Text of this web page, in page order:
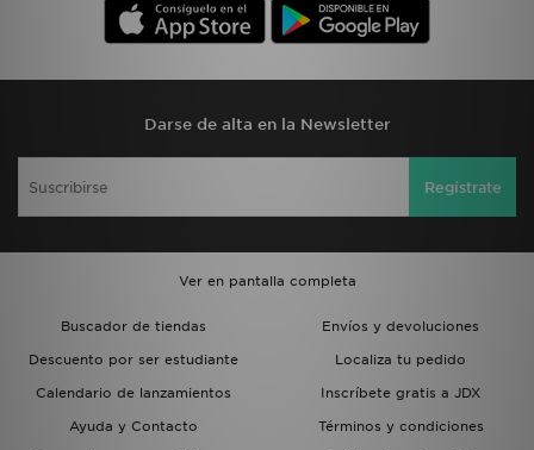
Darse de alta en la Newsletter
Regístrate
Ver en pantalla completa
Buscador de tiendas
Envíos y devoluciones
Descuento por ser estudiante
Localiza tu pedido
Calendario de lanzamientos
Inscríbete gratis a JDX
Ayuda y Contacto
Términos y condiciones